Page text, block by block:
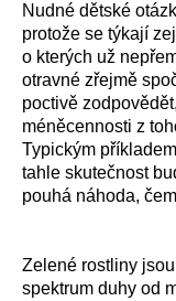
Nudné dětské
protože se týkají
o kterých už
otravné zřejmě
poctivě
méněcennosti z
Typickým
tahle skutečnost
pouhá náhoda,
Zelené rostliny
spektrum duhy od